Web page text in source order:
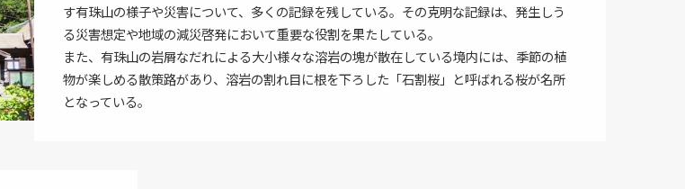
す有珠山の様子や災害について、多くの記録を残している。その克明な記録は、発生しう
る災害想定や地域の減災啓発において重要な役割を果たしている。
また、有珠山の岩屑なだれによる大小様々な溶岩の塊が散在している境内には、季節の植
物が楽しめる散策路があり、溶岩の割れ目に根を下ろした「石割桜」と呼ばれる桜が名所
となっている。